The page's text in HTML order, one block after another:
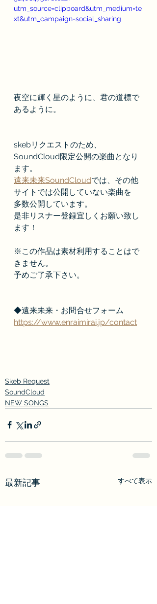
utm_source=clipboard&utm_medium=te
xt&utm_campaign=social_sharing
夜空に輝く星のように、君の道標で
あるように。
skebリクエストのため、
SoundCloud限定公開の楽曲となり
ます。
遠来未来SoundCloudでは、その他
サイトでは公開していない楽曲を
多数公開しています。
是非リスナー登録宜しくお願い致し
ます！
※この作品は素材利用することはで
きません。
予めご了承下さい。
◆遠来未来・お問合せフォーム
https://www.enraimirai.jp/contact
Skeb Request
SoundCloud
NEW SONGS
最新記事 すべて表示